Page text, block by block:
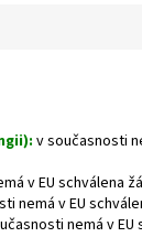
v současnosti
v EU schválena
nemá v EU
nemá v